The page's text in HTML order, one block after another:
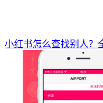
小红书怎么查找别人？